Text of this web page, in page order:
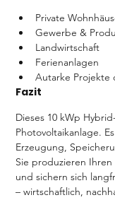
Private
Gewerbe &
Landwirtschaft
Ferienanlagen
Autarke Projekte
Fazit
Dieses 10 kWp
Photovoltaikanlage.
Erzeugung,
Sie produzieren
und sichern sich
– wirtschaftlich,